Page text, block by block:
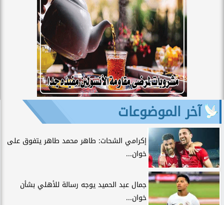
آخر الموضوعات
إكرامي الشحات: طاهر محمد طاهر يتفوق على
خوان...
جمال عبد الحميد يوجه رسالة للأهلي بشأن
خوان...